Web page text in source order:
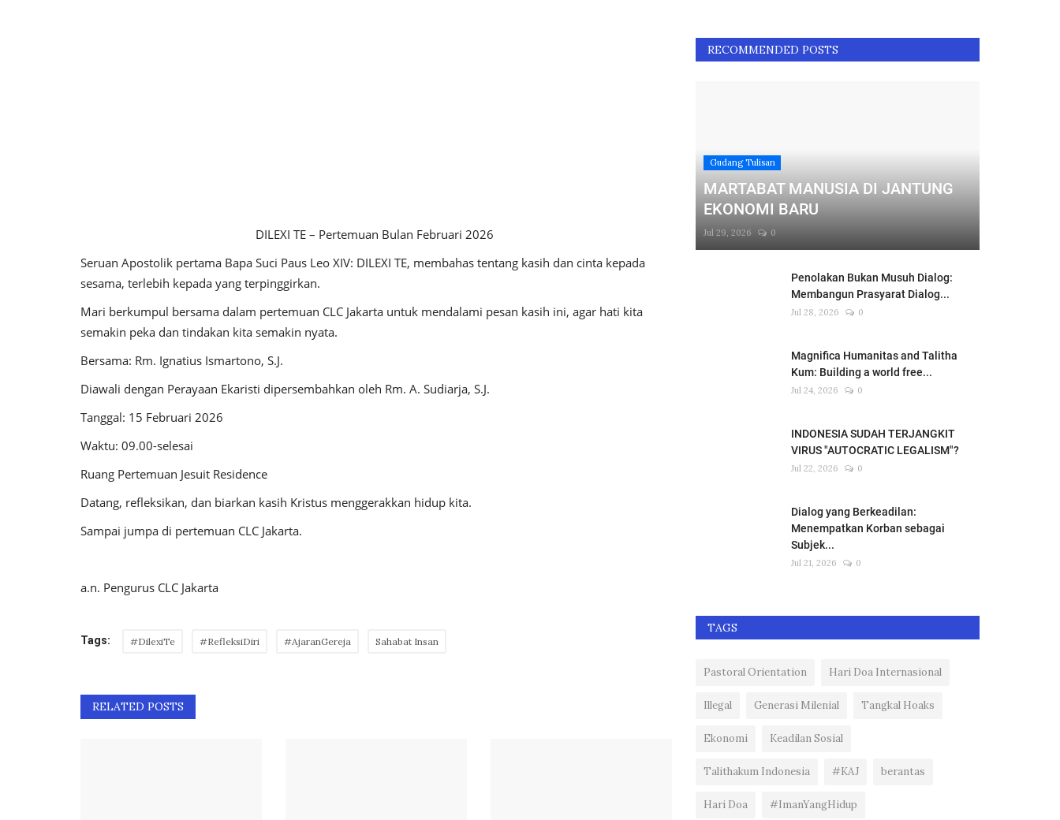
DILEXI TE – Pertemuan Bulan Februari 2026
Seruan Apostolik pertama Bapa Suci Paus Leo XIV: DILEXI TE, membahas tentang kasih dan cinta kepada
sesama, terlebih kepada yang terpinggirkan.
Mari berkumpul bersama dalam pertemuan CLC Jakarta untuk mendalami pesan kasih ini, agar hati kita
semakin peka dan tindakan kita semakin nyata.
Bersama: Rm. Ignatius Ismartono, S.J.
Diawali dengan Perayaan Ekaristi dipersembahkan oleh Rm. A. Sudiarja, S.J.
Tanggal: 15 Februari 2026
Waktu: 09.00-selesai
Ruang Pertemuan Jesuit Residence
Datang, refleksikan, dan biarkan kasih Kristus menggerakkan hidup kita.
Sampai jumpa di pertemuan CLC Jakarta.
a.n. Pengurus CLC Jakarta
Tags: #DilexiTe #RefleksiDiri #AjaranGereja Sahabat Insan
RELATED POSTS
RECOMMENDED POSTS
Gudang Tulisan
MARTABAT MANUSIA DI JANTUNG
EKONOMI BARU
Jul 29, 2026 0
Penolakan Bukan Musuh Dialog:
Membangun Prasyarat Dialog...
Jul 28, 2026 0
Magnifica Humanitas and Talitha
Kum: Building a world free...
Jul 24, 2026 0
INDONESIA SUDAH TERJANGKIT
VIRUS "AUTOCRATIC LEGALISM"?
Jul 22, 2026 0
Dialog yang Berkeadilan:
Menempatkan Korban sebagai
Subjek...
Jul 21, 2026 0
TAGS
Pastoral Orientation Hari Doa Internasional
Illegal Generasi Milenial Tangkal Hoaks
Ekonomi Keadilan Sosial
Talithakum Indonesia #KAJ berantas
Hari Doa #ImanYangHidup